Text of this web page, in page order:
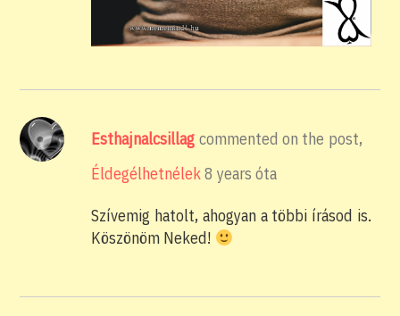
Esthajnalcsillag commented on the post,
Éldegélhetnélek8 years óta
Szívemig hatolt, ahogyan a többi írásod is.
Köszönöm Neked!